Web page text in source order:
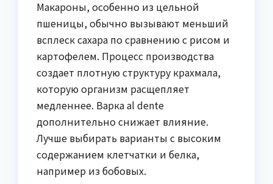
Макароны, особенно из цельной
пшеницы, обычно вызывают меньший
всплеск сахара по сравнению с рисом и
картофелем. Процесс производства
создает плотную структуру крахмала,
которую организм расщепляет
медленнее. Варка al dente
дополнительно снижает влияние.
Лучше выбирать варианты с высоким
содержанием клетчатки и белка,
например из бобовых.